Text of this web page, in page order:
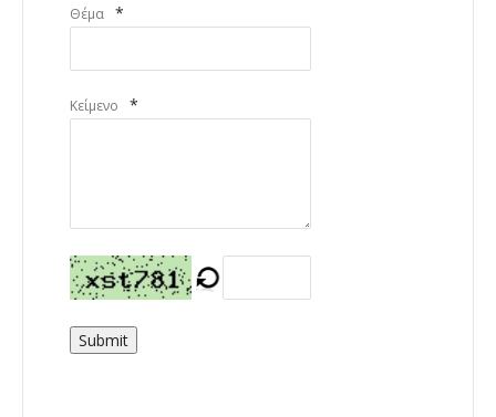
Θέμα *
Κείμενο *
Submit